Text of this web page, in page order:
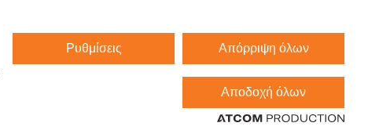
Ρυθμίσεις Απόρριψη όλων
Αποδοχή όλων